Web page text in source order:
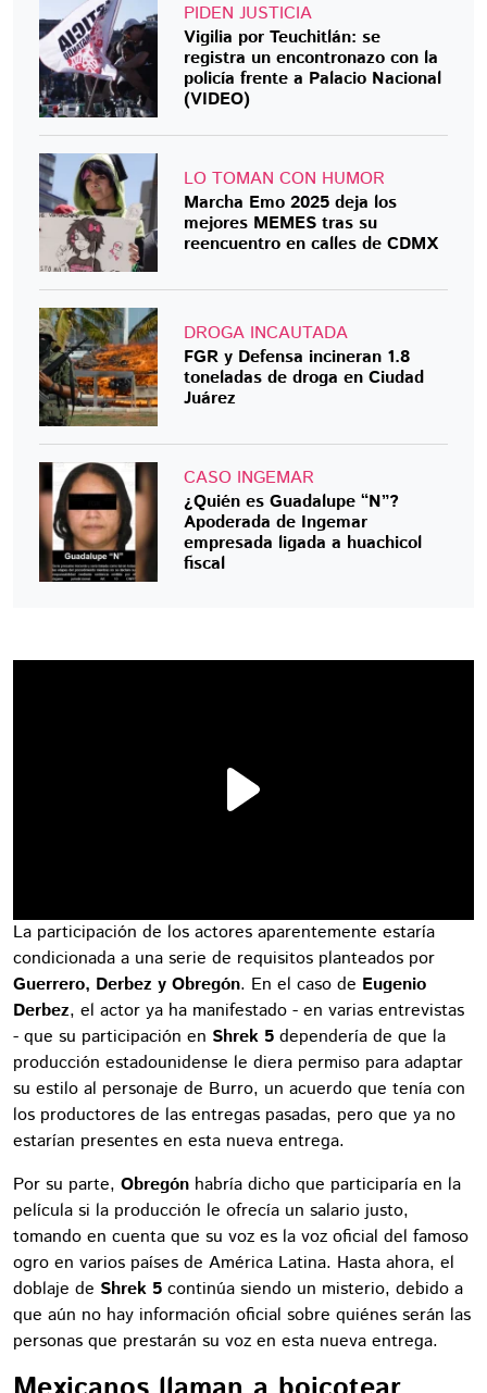
PIDEN JUSTICIA
Vigilia por Teuchitlán: se
registra un encontronazo con la
policía frente a Palacio Nacional
(VIDEO)
LO TOMAN CON HUMOR
Marcha Emo 2025 deja los
mejores MEMES tras su
reencuentro en calles de CDMX
DROGA INCAUTADA
FGR y Defensa incineran 1.8
toneladas de droga en Ciudad
Juárez
CASO INGEMAR
¿Quién es Guadalupe “N”?
Apoderada de Ingemar
empresada ligada a huachicol
fiscal
La participación de los actores aparentemente estaría
condicionada a una serie de requisitos planteados por
Guerrero, Derbez y Obregón. En el caso de Eugenio
Derbez, el actor ya ha manifestado - en varias entrevistas
- que su participación en Shrek 5 dependería de que la
producción estadounidense le diera permiso para adaptar
su estilo al personaje de Burro, un acuerdo que tenía con
los productores de las entregas pasadas, pero que ya no
estarían presentes en esta nueva entrega.
Por su parte, Obregón habría dicho que participaría en la
película si la producción le ofrecía un salario justo,
tomando en cuenta que su voz es la voz oficial del famoso
ogro en varios países de América Latina. Hasta ahora, el
doblaje de Shrek 5 continúa siendo un misterio, debido a
que aún no hay información oficial sobre quiénes serán las
personas que prestarán su voz en esta nueva entrega.